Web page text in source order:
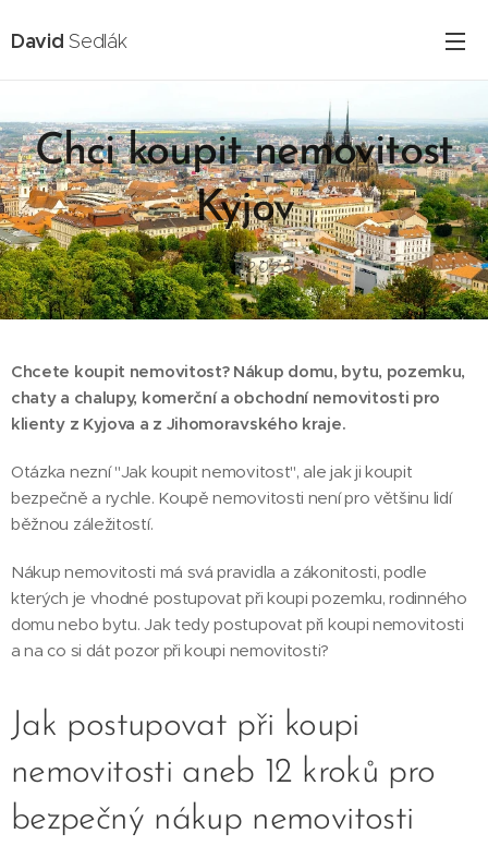
DavidSedlák
Chci koupit nemovitost
Kyjov
16.02.2025
Chcete koupit nemovitost? Nákup domu, bytu, pozemku,
chaty a chalupy, komerční a obchodní nemovitosti pro
klienty z Kyjova a z Jihomoravského kraje.
Otázka nezní "Jak koupit nemovitost", ale jak ji koupit
bezpečně a rychle. Koupě nemovitosti není pro většinu lidí
běžnou záležitostí.
Nákup nemovitosti má svá pravidla a zákonitosti, podle
kterých je vhodné postupovat při koupi pozemku, rodinného
domu nebo bytu. Jak tedy postupovat při koupi nemovitosti
a na co si dát pozor při koupi nemovitosti?
Jak postupovat při koupi
nemovitosti aneb 12 kroků pro
bezpečný nákup nemovitosti